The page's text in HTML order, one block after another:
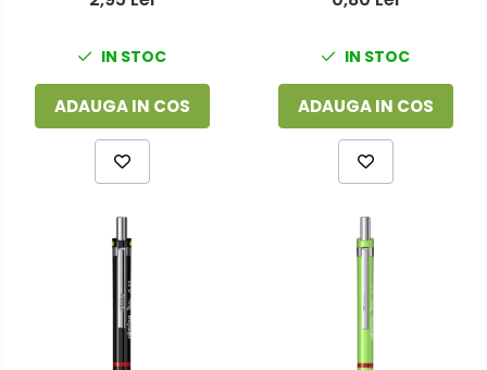
IN STOC
ADAUGA IN COS
IN STOC
ADAUGA IN COS